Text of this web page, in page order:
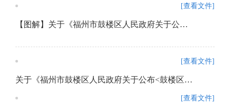
[查看文件]
【图解】关于《福州市鼓楼区人民政府关于公布<鼓楼区重餐饮禁设区域清单（第3批）>的通知》的政策解读
[查看文件]
关于《福州市鼓楼区人民政府关于公布<鼓楼区重餐饮禁设区域清单（第3批）>的通知》的政策解读
[查看文件]